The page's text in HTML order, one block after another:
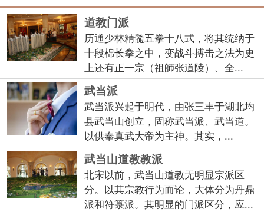
道教门派
历通少林精髓五拳十八式，将其统纳于
十段棉长拳之中，变战斗搏击之法为史
上还有正一宗（祖師张道陵）、全...
武当派
武当派兴起于明代，由张三丰于湖北均
县武当山创立，固称武当派、武当道。
以供奉真武大帝为主神。其实，...
武当山道教教派
北宋以前，武当山道教无明显宗派区
分。以其宗教行为而论，大体分为丹鼎
派和符箓派。其明显的门派区分，应...